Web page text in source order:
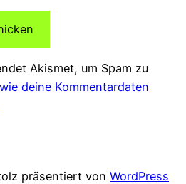
Akismet, um Spam zu
deine Kommentardaten
präsentiert von WordPress